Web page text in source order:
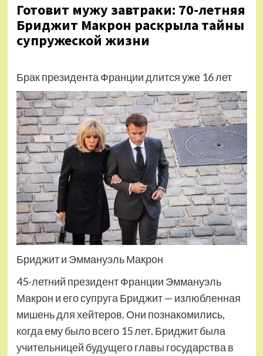
Готовит мужу завтраки: 70-летняя
Бриджит Макрон раскрыла тайны
супружеской жизни
Брак президента Франции длится уже 16 лет
Бриджит и Эммануэль Макрон
45-летний президент Франции Эммануэль
Макрон и его супруга Бриджит — излюбленная
мишень для хейтеров. Они познакомились,
когда ему было всего 15 лет. Бриджит была
учительницей будущего главы государства в